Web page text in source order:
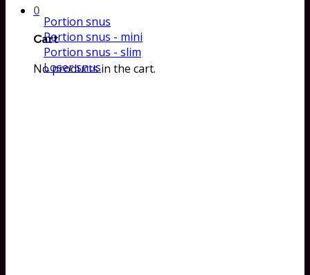
0
Cart
No products in the cart.
Portion snus
Portion snus - mini
Portion snus - slim
Loser snus